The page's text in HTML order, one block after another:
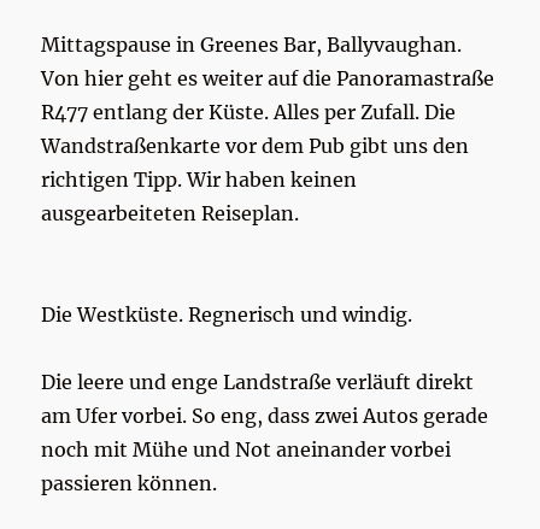
Mittagspause in Greenes Bar, Ballyvaughan.
Von hier geht es weiter auf die Panoramastraße
R477 entlang der Küste. Alles per Zufall. Die
Wandstraßenkarte vor dem Pub gibt uns den
richtigen Tipp. Wir haben keinen
ausgearbeiteten Reiseplan.
Die Westküste. Regnerisch und windig.
Die leere und enge Landstraße verläuft direkt
am Ufer vorbei. So eng, dass zwei Autos gerade
noch mit Mühe und Not aneinander vorbei
passieren können.